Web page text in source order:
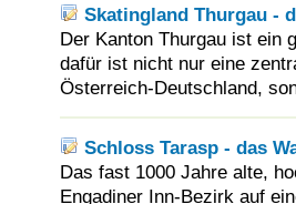
Skatingland Thurgau -
Der Kanton Thurgau ist ein
dafür ist nicht nur eine
Österreich-Deutschland,
Schloss Tarasp - das
Das fast 1000 Jahre alte,
Engadiner Inn-Bezirk auf